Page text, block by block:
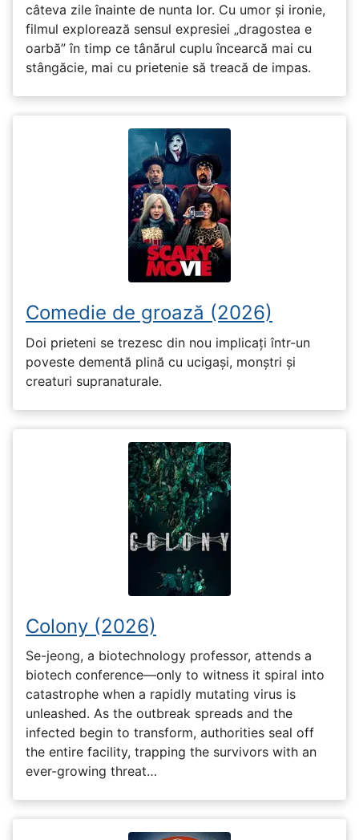
câteva zile înainte de nunta lor. Cu umor și ironie,
filmul explorează sensul expresiei „dragostea e
oarbă” în timp ce tânărul cuplu încearcă mai cu
stângăcie, mai cu prietenie să treacă de impas.
Comedie de groază (2026)
Doi prieteni se trezesc din nou implicați într-un
poveste dementă plină cu ucigași, monștri și
creaturi supranaturale.
Colony (2026)
Se-jeong, a biotechnology professor, attends a
biotech conference—only to witness it spiral into
catastrophe when a rapidly mutating virus is
unleashed. As the outbreak spreads and the
infected begin to transform, authorities seal off
the entire facility, trapping the survivors with an
ever-growing threat…